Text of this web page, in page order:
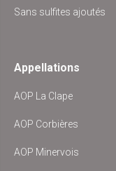
Sans sulfites ajoutés
Appellations
AOP La Clape
AOP Corbières
AOP Minervois